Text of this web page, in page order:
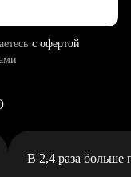
с офертой
В 2,4 раза больше